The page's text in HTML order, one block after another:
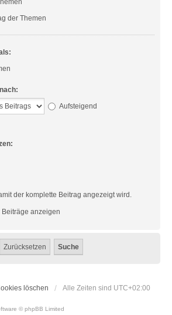
der Themen
Aufsteigend
der komplette Beitrag angezeigt wird.
anzeigen
löschen Alle Zeiten sind UTC+02:00
© phpBB Limited